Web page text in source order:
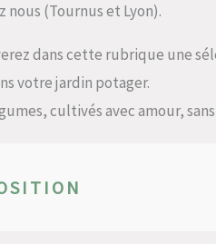
nous (Tournus et Lyon).
dans cette rubrique une
votre jardin potager.
cultivés avec amour,